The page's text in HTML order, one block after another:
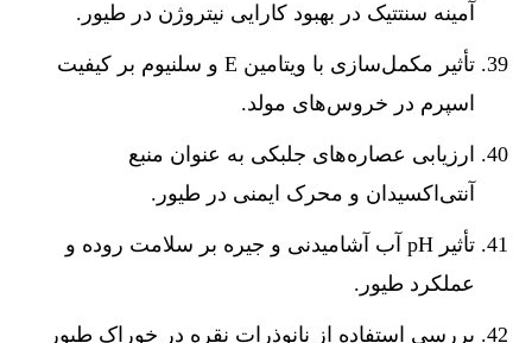
آمینه سنتتیک در بهبود کارایی نیتروژن در طیور.
تأثیر مکمل‌سازی با ویتامین E و سلنیوم بر کیفیت
اسپرم در خروس‌های مولد.
ارزیابی عصاره‌های جلبکی به عنوان منبع
آنتی‌اکسیدان و محرک ایمنی در طیور.
تأثیر pH آب آشامیدنی و جیره بر سلامت روده و
عملکرد طیور.
بررسی استفاده از نانوذرات نقره در خوراک طیور